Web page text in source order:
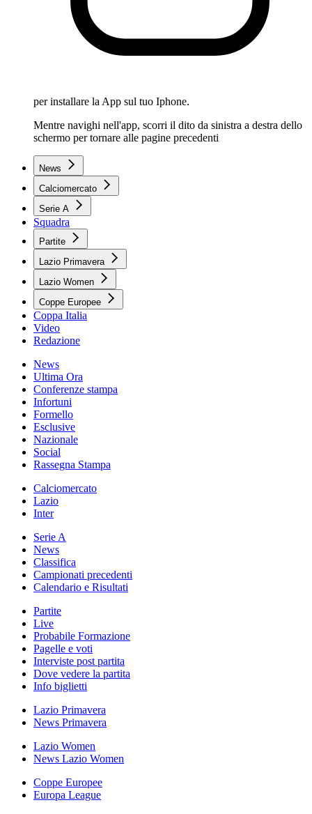
per installare la App sul tuo Iphone.
Mentre navighi nell'app, scorri il dito da sinistra a destra dello
schermo per tornare alle pagine precedenti
News
Calciomercato
Serie A
Squadra
Partite
Lazio Primavera
Lazio Women
Coppe Europee
Coppa Italia
Video
Redazione
News
Ultima Ora
Conferenze stampa
Infortuni
Formello
Esclusive
Nazionale
Social
Rassegna Stampa
Calciomercato
Lazio
Inter
Serie A
News
Classifica
Campionati precedenti
Calendario e Risultati
Partite
Live
Probabile Formazione
Pagelle e voti
Interviste post partita
Dove vedere la partita
Info biglietti
Lazio Primavera
News Primavera
Lazio Women
News Lazio Women
Coppe Europee
Europa League